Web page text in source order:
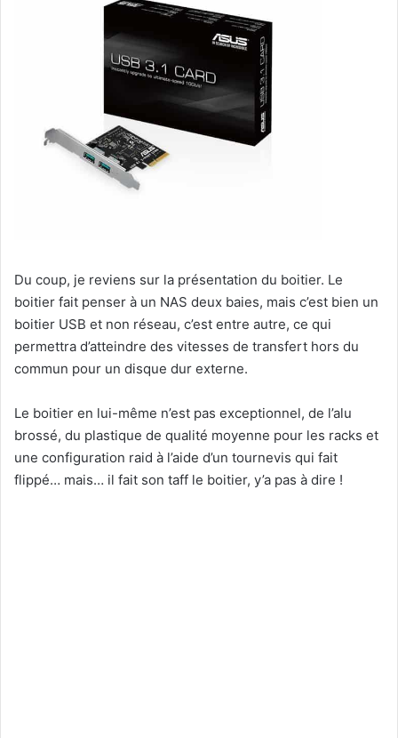
Du coup, je reviens sur la présentation du boitier. Le
boitier fait penser à un NAS deux baies, mais c’est bien un
boitier USB et non réseau, c’est entre autre, ce qui
permettra d’atteindre des vitesses de transfert hors du
commun pour un disque dur externe.
Le boitier en lui-même n’est pas exceptionnel, de l’alu
brossé, du plastique de qualité moyenne pour les racks et
une configuration raid à l’aide d’un tournevis qui fait
flippé… mais… il fait son taff le boitier, y’a pas à dire !